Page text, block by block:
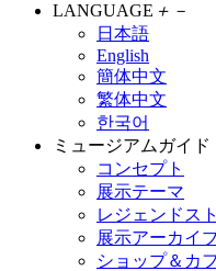
LANGUAGE ＋ －
日本語
English
簡体中文
繁体中文
한국어
ミュージアムガイド
コンセプト
展示テーマ
レジェンドス
展示アーカイ
ショップ＆カ